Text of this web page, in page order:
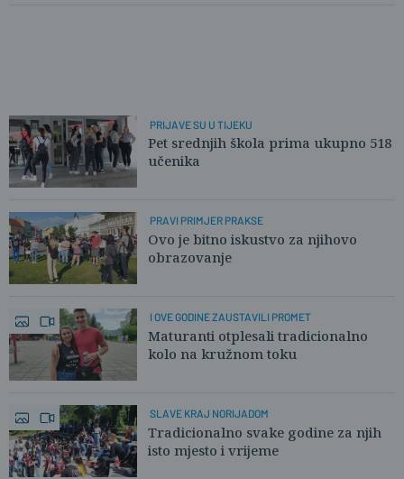
PRIJAVE SU U TIJEKU
Pet srednjih škola prima ukupno 518
učenika
PRAVI PRIMJER PRAKSE
Ovo je bitno iskustvo za njihovo
obrazovanje
I OVE GODINE ZAUSTAVILI PROMET
Maturanti otplesali tradicionalno
kolo na kružnom toku
SLAVE KRAJ NORIJADOM
Tradicionalno svake godine za njih
isto mjesto i vrijeme